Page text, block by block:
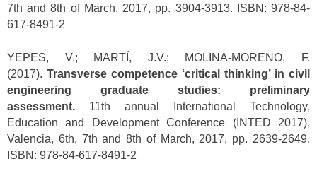
7th and 8th of March, 2017, pp. 3904-3913. ISBN: 978-84-
617-8491-2
YEPES, V.; MARTÍ, J.V.; MOLINA-MORENO, F.
(2017). Transverse competence ‘critical thinking’ in civil
engineering graduate studies: preliminary
assessment. 11th annual International Technology,
Education and Development Conference (INTED 2017),
Valencia, 6th, 7th and 8th of March, 2017, pp. 2639-2649.
ISBN: 978-84-617-8491-2